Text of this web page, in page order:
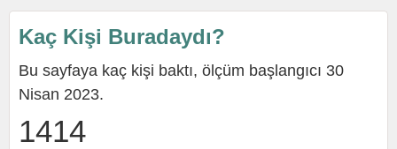
Kaç Kişi Buradaydı?
Bu sayfaya kaç kişi baktı, ölçüm başlangıcı 30
Nisan 2023.
1414